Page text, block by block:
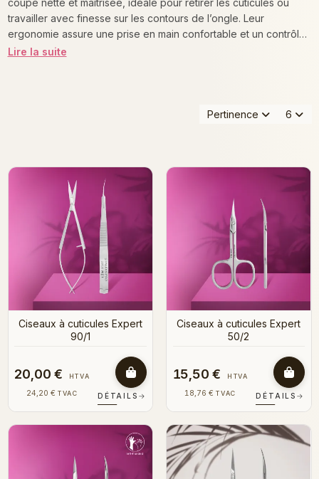
coupe nette et maîtrisée, idéale pour retirer les cuticules ou
travailler avec finesse sur les contours de l’ongle. Leur
ergonomie assure une prise en main confortable et un contrôle
optimal, même lors des gestes les plus minutieux. Résistants à la
Lire la suite
Pertinence 6
Ciseaux à cuticules Expert
90/1
20,00 € HTVA
24,20 € TVAC DÉTAILS →
Ciseaux à cuticules Expert
50/2
15,50 € HTVA
18,76 € TVAC DÉTAILS →